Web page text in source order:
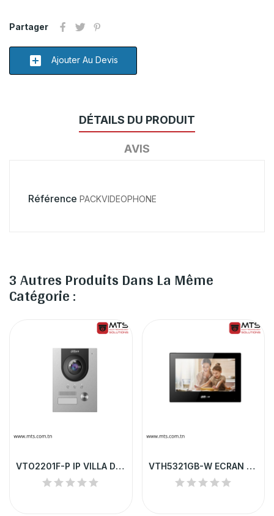
Partager
add_box Ajouter Au Devis
DÉTAILS DU PRODUIT
AVIS
Référence PACKVIDEOPHONE
3 Autres Produits Dans La Même
Catégorie :
VTO2201F-P IP VILLA DOOR STATION DAHUA VTH5321GB-W ECRAN VIDEOPHONE DAHUA IP ANDROID...